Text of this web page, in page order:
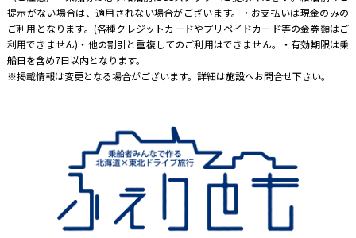
提示がない場合は、適用されない場合がございます。・お支払いは現金のみの
ご利用となります。(各種クレジットカードやプリペイドカード等の金券類はご
利用できません)・他の割引と重複してのご利用はできません。・有効期限は乗
船日を含め7日以内となります。
※掲載情報は変更となる場合がございます。詳細は施設へお問合せ下さい。